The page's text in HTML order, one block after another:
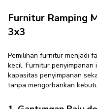
Furnitur Ramping
3x3
Pemilihan furnitur menjadi
kecil. Furnitur
kapasitas penyimpanan
tanpa mengorbankan